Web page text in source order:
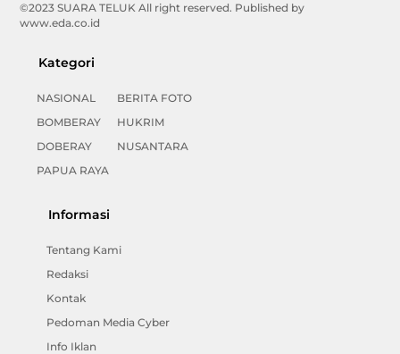
©2023 SUARA TELUK All right reserved. Published by
www.eda.co.id
Kategori
NASIONAL
BOMBERAY
DOBERAY
PAPUA RAYA
BERITA FOTO
HUKRIM
NUSANTARA
Informasi
Tentang Kami
Redaksi
Kontak
Pedoman Media Cyber
Info Iklan